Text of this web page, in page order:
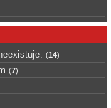
(14)
(7)